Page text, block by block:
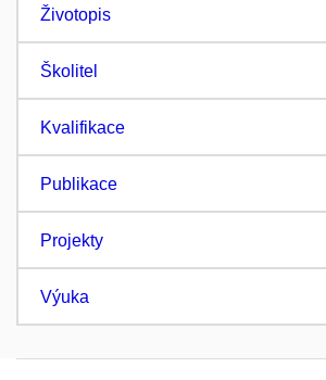
Životopis
Školitel
Kvalifikace
Publikace
Projekty
Výuka